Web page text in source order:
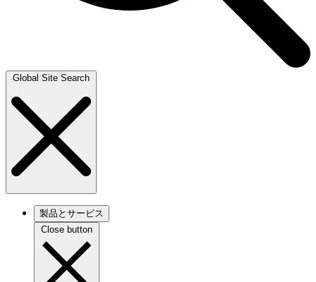
Global Site Search
製品とサービス
Close button